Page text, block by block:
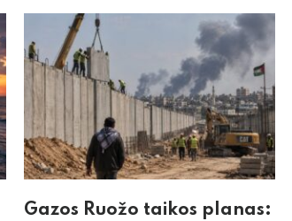
Gazos Ruožo taikos planas: